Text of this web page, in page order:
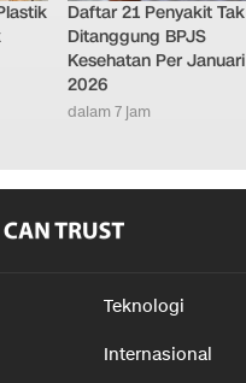
Daftar 21 Penyakit Tak
Ditanggung BPJS
Kesehatan Per Januari
2026
dalam 7 jam
Teknologi
Internasional